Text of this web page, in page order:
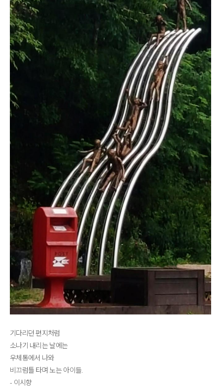
기다리던 편지처럼
​소나기 내리는 날에는 ​
우체통에서 나와
​비끄럼틀 타며 노는 아이들.
- 이시향